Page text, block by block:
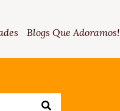
Blogs Que Adoramos!